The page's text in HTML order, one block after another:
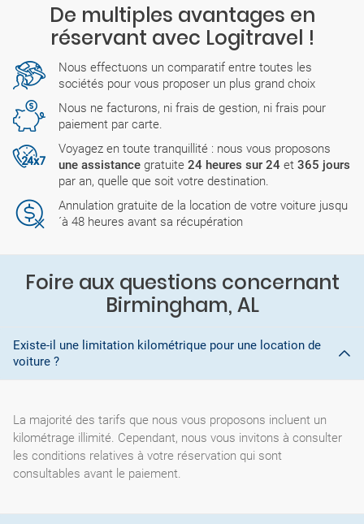
De multiples avantages en
réservant avec Logitravel !
Nous effectuons un comparatif entre toutes les
sociétés pour vous proposer un plus grand choix
Nous ne facturons, ni frais de gestion, ni frais pour
paiement par carte.
Voyagez en toute tranquillité : nous vous proposons
une assistance gratuite 24 heures sur 24 et 365 jours
par an, quelle que soit votre destination.
Annulation gratuite de la location de votre voiture jusqu
´à 48 heures avant sa récupération
Foire aux questions concernant
Birmingham, AL
Existe-il une limitation kilométrique pour une location de
voiture ?
La majorité des tarifs que nous vous proposons incluent un
kilométrage illimité. Cependant, nous vous invitons à consulter
les conditions relatives à votre réservation qui sont
consultables avant le paiement.